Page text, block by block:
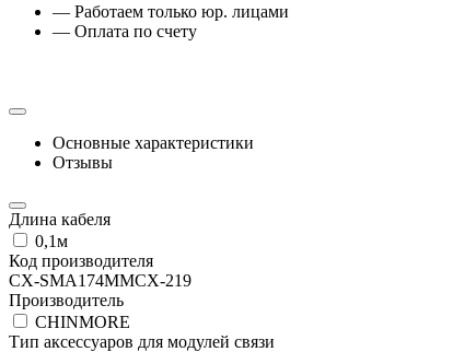
— Работаем только юр. лицами
— Оплата по счету
Основные характеристики
Отзывы
Длина кабеля
0,1м
Код производителя
CX-SMA174MMCX-219
Производитель
CHINMORE
Тип аксессуаров для модулей связи